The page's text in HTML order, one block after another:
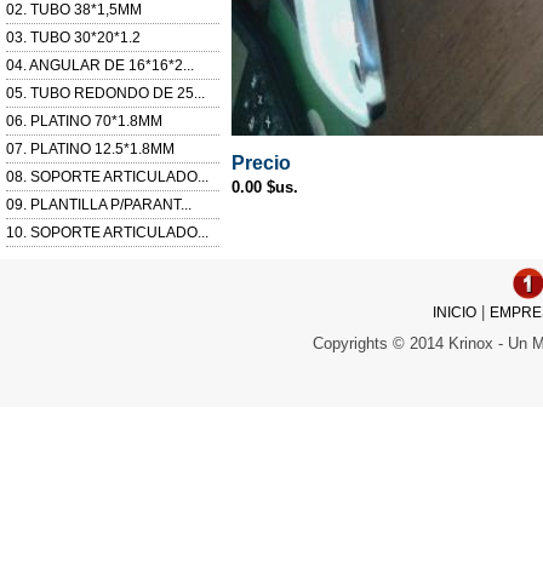
02. TUBO 38*1,5MM
03. TUBO 30*20*1.2
04. ANGULAR DE 16*16*2...
05. TUBO REDONDO DE 25...
06. PLATINO 70*1.8MM
07. PLATINO 12.5*1.8MM
08. SOPORTE ARTICULADO...
09. PLANTILLA P/PARANT...
10. SOPORTE ARTICULADO...
Precio
0.00 $us.
INICIO
Copyrights © 2014 Krinox - Un